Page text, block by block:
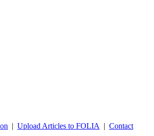
| Upload Articles to FOLIA | Contact